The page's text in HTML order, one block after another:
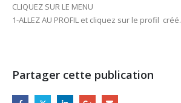
CLIQUEZ SUR LE MENU
1-ALLEZ AU PROFIL et cliquez sur le profil créé.
Partager cette publication